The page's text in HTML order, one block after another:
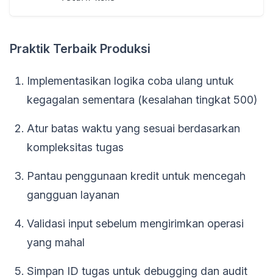
Praktik Terbaik Produksi
Implementasikan logika coba ulang untuk
kegagalan sementara (kesalahan tingkat 500)
Atur batas waktu yang sesuai berdasarkan
kompleksitas tugas
Pantau penggunaan kredit untuk mencegah
gangguan layanan
Validasi input sebelum mengirimkan operasi
yang mahal
Simpan ID tugas untuk debugging dan audit